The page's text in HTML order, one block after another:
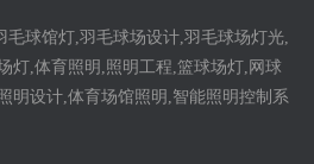
毛球馆灯,羽毛球场设计,羽毛球场灯光,
灯,体育照明,照明工程,篮球场灯,网球
明设计,体育场馆照明,智能照明控制系